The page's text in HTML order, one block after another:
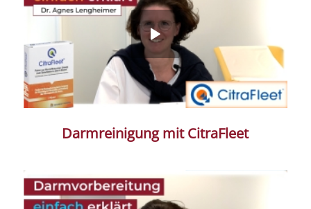
Darmreinigung mit CitraFleet